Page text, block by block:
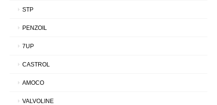
STP
PENZOIL
7UP
CASTROL
AMOCO
VALVOLINE